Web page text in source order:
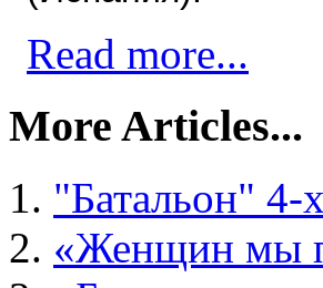
Read more...
More Articles...
"Батальон" 4-
«Женщин мы